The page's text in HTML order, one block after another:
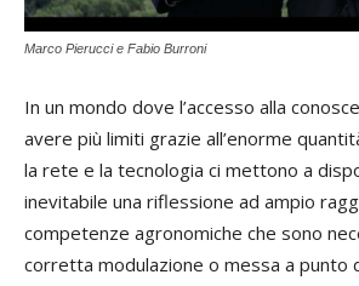
Marco Pierucci e Fabio Burroni
In un mondo dove l’accesso alla
avere più limiti grazie all’enorme
la rete e la tecnologia ci mettono a
inevitabile una riflessione ad ampio
competenze agronomiche che sono
corretta modulazione o messa a punto